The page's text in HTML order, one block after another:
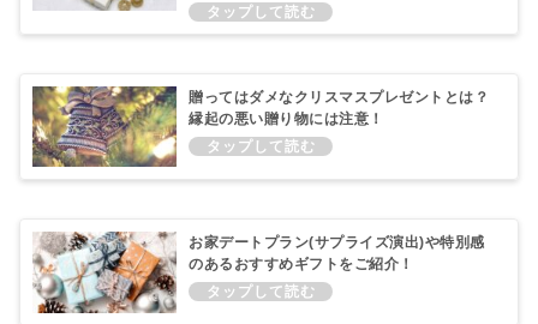
贈ってはダメなクリスマスプレゼントとは？
縁起の悪い贈り物には注意！
お家デートプラン(サプライズ演出)や特別感
のあるおすすめギフトをご紹介！